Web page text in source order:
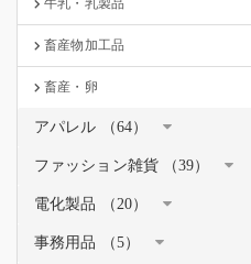
牛乳・乳製品
畜産物加工品
畜産・卵
アパレル （64）
ファッション雑貨 （39）
電化製品 （20）
事務用品 （5）